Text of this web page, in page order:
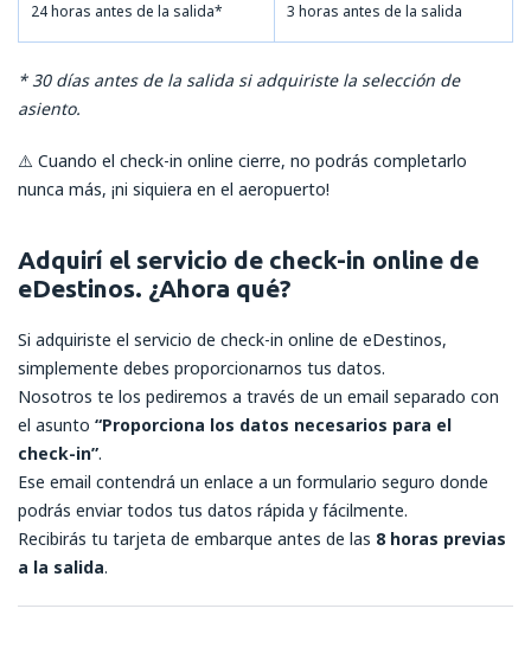
24 horas antes de la salida* 3 horas antes de la salida
* 30 días antes de la salida si adquiriste la selección de
asiento.
⚠️ Cuando el check-in online cierre, no podrás completarlo
nunca más, ¡ni siquiera en el aeropuerto!
Adquirí el servicio de check-in online de
eDestinos. ¿Ahora qué?
Si adquiriste el servicio de check-in online de eDestinos,
simplemente debes proporcionarnos tus datos.
Nosotros te los pediremos a través de un email separado con
el asunto “Proporciona los datos necesarios para el
check-in”.
Ese email contendrá un enlace a un formulario seguro donde
podrás enviar todos tus datos rápida y fácilmente.
Recibirás tu tarjeta de embarque antes de las 8 horas previas
a la salida.